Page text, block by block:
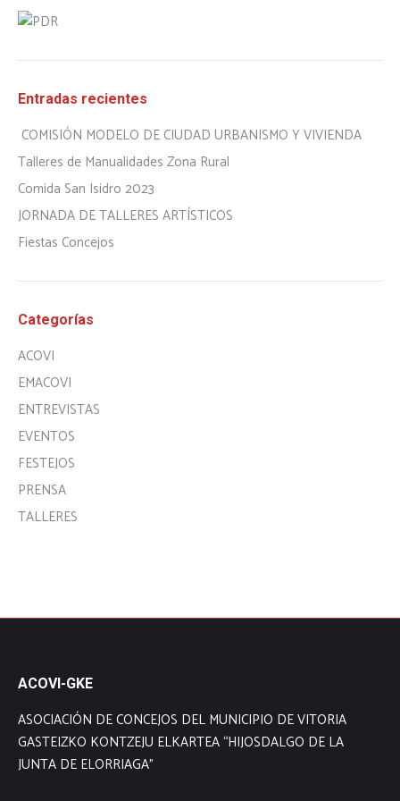
Entradas recientes
COMISIÓN MODELO DE CIUDAD URBANISMO Y VIVIENDA
Talleres de Manualidades Zona Rural
Comida San Isidro 2023
JORNADA DE TALLERES ARTÍSTICOS
Fiestas Concejos
Categorías
ACOVI
EMACOVI
ENTREVISTAS
EVENTOS
FESTEJOS
PRENSA
TALLERES
ACOVI-GKE
ASOCIACIÓN DE CONCEJOS DEL MUNICIPIO DE VITORIA
GASTEIZKO KONTZEJU ELKARTEA “HIJOSDALGO DE LA
JUNTA DE ELORRIAGA”